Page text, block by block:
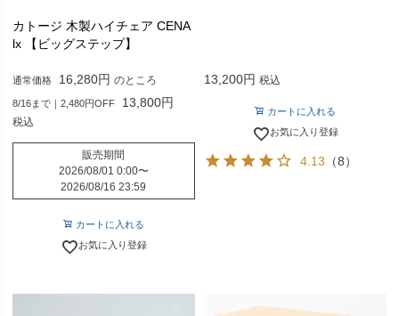
カトージ 木製ハイチェア CENA
lx 【ビッグステップ】
通常価格 16,280 のところ
8/16まで｜2,480円OFF 13,800
税込
販売期間
2026/08/01 0:00〜
2026/08/16 23:59
カートに入れる
お気に入り登録
13,200 税込
カートに入れる
お気に入り登録
4.13 （8）